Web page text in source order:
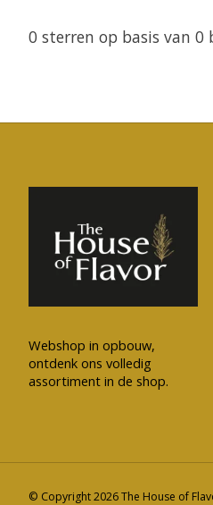
0 sterren op basis van 0
Webshop in opbouw,
ontdenk ons volledig
assortiment in de shop.
© Copyright 2026 The House of